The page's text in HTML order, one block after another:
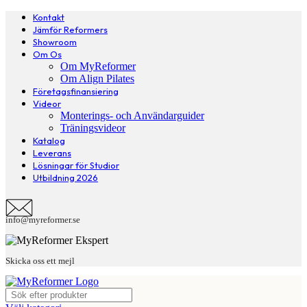
Kontakt
Jämför Reformers
Showroom
Om Os
Om MyReformer
Om Align Pilates
Företagsfinansiering
Videor
Monterings- och Användarguider
Träningsvideor
Katalog
Leverans
Lösningar för Studior
Utbildning 2026
info@myreformer.se
Skicka oss ett mejl